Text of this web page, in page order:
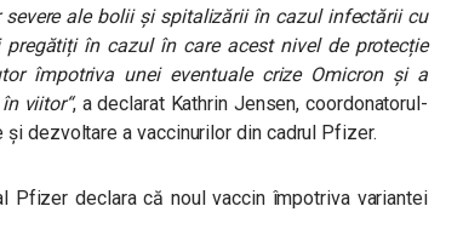
ale bolii și spitalizării în cazul infectării cu
în cazul în care acest nivel de protecție
împotriva unei eventuale crize Omicron și a
viitor“, a declarat Kathrin Jensen, coordonatorul-
dezvoltare a vaccinurilor din cadrul Pfizer.
Pfizer declara că noul vaccin împotriva variantei